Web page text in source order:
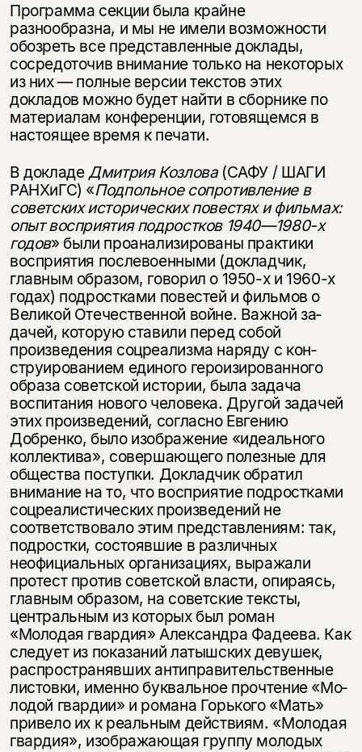
Программа секции была крайне
разнообразна, и мы не имели возможности
обозреть все представленные доклады,
сосредоточив внимание только на неко­торых
из них — полные версии текстов этих
докладов можно будет найти в сбор­нике по
материалам конференции, готовящемся в
настоящее время к печати.
В докладе Дмитрия Козлова (САФУ / ШАГИ
РАНХиГС) «Подпольное сопро­тивление в
советских исторических повестях и фильмах:
опыт восприятия под­ростков 1940—1980-х
годов» были проанализированы практики
восприятия послевоенными (докладчик,
главным образом, говорил о 1950-х и 1960-х
годах) подростками повестей и фильмов о
Великой Отечественной войне. Важной за­
дачей, которую ставили перед собой
произведения соцреализма наряду с кон­
струированием единого героизированного
образа советской истории, была задача
воспитания нового человека. Другой задачей
этих произведений, согласно Евге­нию
Добренко, было изображение «идеального
коллектива», совершающего по­лезные для
общества поступки. Докладчик обратил
внимание на то, что восприя­тие подростками
соцреалистических произведений не
соответствовало этим представлениям: так,
подростки, состоявшие в различных
неофициальных орга­низациях, выражали
протест против советской власти, опираясь,
главным обра­зом, на советские тексты,
центральным из которых был роман
«Молодая гвардия» Александра Фадеева. Как
следует из показаний латышских девушек,
распростра­нявших антиправительственные
листовки, именно буквальное прочтение «Мо­
лодой гвардии» и романа Горького «Мать»
привело их к реальным действиям. «Молодая
гвардия», изображающая группу молодых